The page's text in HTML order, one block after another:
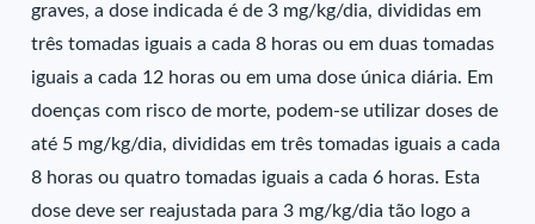
graves, a dose indicada é de 3 mg/kg/dia, divididas em
três tomadas iguais a cada 8 horas ou em duas tomadas
iguais a cada 12 horas ou em uma dose única diária. Em
doenças com risco de morte, podem-se utilizar doses de
até 5 mg/kg/dia, divididas em três tomadas iguais a cada
8 horas ou quatro tomadas iguais a cada 6 horas. Esta
dose deve ser reajustada para 3 mg/kg/dia tão logo a